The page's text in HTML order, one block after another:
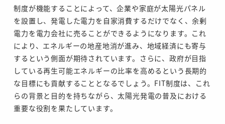
制度が機能することによって、企業や家庭が太陽光パネル
を設置し、発電した電力を自家消費するだけでなく、余剰
電力を電力会社に売ることができるようになります。これ
により、エネルギーの地産地消が進み、地域経済にも寄与
するという側面が期待されています。さらに、政府が目指
している再生可能エネルギーの比率を高めるという長期的
な目標にも貢献することとなるでしょう。FIT制度は、これ
らの背景と目的を持ちながら、太陽光発電の普及における
重要な役割を果たしています。